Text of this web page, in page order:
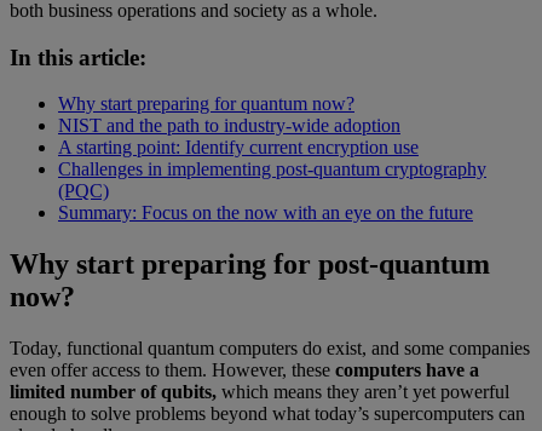
both business operations and society as a whole.
In this article:
Why start preparing for quantum now?
NIST and the path to industry-wide adoption
A starting point: Identify current encryption use
Challenges in implementing post-quantum cryptography
(PQC)
Summary: Focus on the now with an eye on the future
Why start preparing for post-quantum
now?
Today, functional quantum computers do exist, and some companies
even offer access to them. However, these computers have a
limited number of qubits, which means they aren’t yet powerful
enough to solve problems beyond what today’s supercomputers can